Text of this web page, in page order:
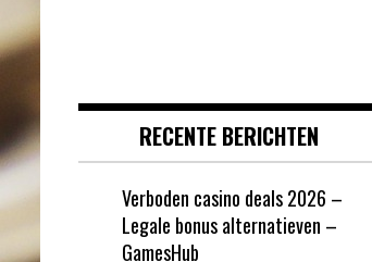
RECENTE BERICHTEN
Verboden casino deals 2026 –
Legale bonus alternatieven –
GamesHub